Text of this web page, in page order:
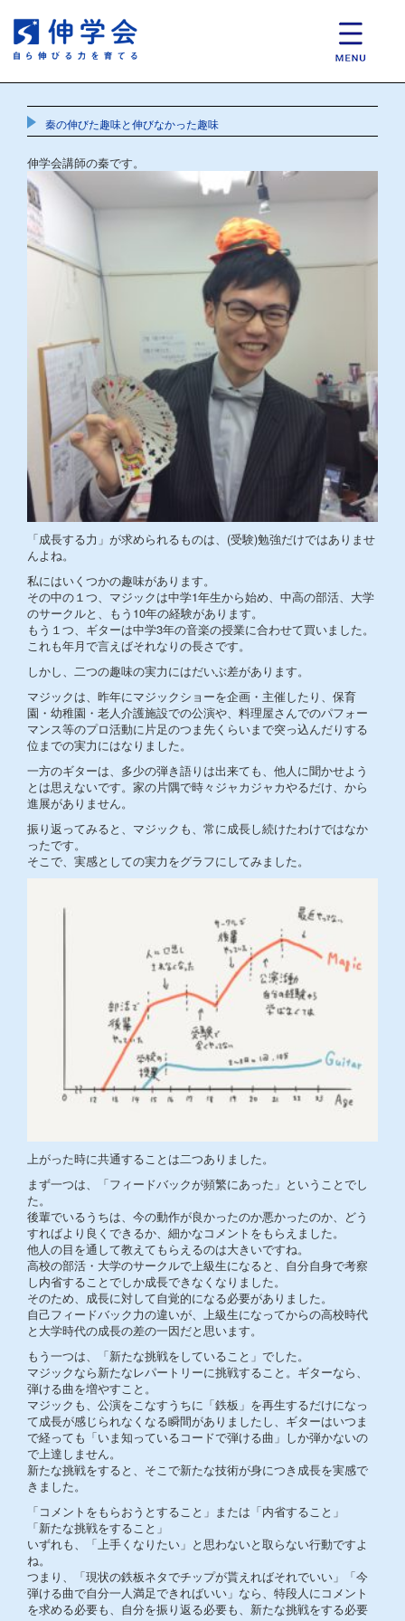
秦の伸びた趣味と伸びなかった趣味
伸学会講師の秦です。
「成長する力」が求められるものは、(受験)勉強だけではありませ
んよね。
私にはいくつかの趣味があります。
その中の１つ、マジックは中学1年生から始め、中高の部活、大学
のサークルと、もう10年の経験があります。
もう１つ、ギターは中学3年の音楽の授業に合わせて買いました。
これも年月で言えばそれなりの長さです。
しかし、二つの趣味の実力にはだいぶ差があります。
マジックは、昨年にマジックショーを企画・主催したり、保育
園・幼稚園・老人介護施設での公演や、料理屋さんでのパフォー
マンス等のプロ活動に片足のつま先くらいまで突っ込んだりする
位までの実力にはなりました。
一方のギターは、多少の弾き語りは出来ても、他人に聞かせよう
とは思えないです。家の片隅で時々ジャカジャカやるだけ、から
進展がありません。
振り返ってみると、マジックも、常に成長し続けたわけではなか
ったです。
そこで、実感としての実力をグラフにしてみました。
上がった時に共通することは二つありました。
まず一つは、「フィードバックが頻繁にあった」ということでし
た。
後輩でいるうちは、今の動作が良かったのか悪かったのか、どう
すればより良くできるか、細かなコメントをもらえました。
他人の目を通して教えてもらえるのは大きいですね。
高校の部活・大学のサークルで上級生になると、自分自身で考察
し内省することでしか成長できなくなりました。
そのため、成長に対して自覚的になる必要がありました。
自己フィードバック力の違いが、上級生になってからの高校時代
と大学時代の成長の差の一因だと思います。
もう一つは、「新たな挑戦をしていること」でした。
マジックなら新たなレパートリーに挑戦すること。ギターなら、
弾ける曲を増やすこと。
マジックも、公演をこなすうちに「鉄板」を再生するだけになっ
て成長が感じられなくなる瞬間がありましたし、ギターはいつま
で経っても「いま知っているコードで弾ける曲」しか弾かないの
で上達しません。
新たな挑戦をすると、そこで新たな技術が身につき成長を実感で
きました。
「コメントをもらおうとすること」または「内省すること」
「新たな挑戦をすること」
いずれも、「上手くなりたい」と思わないと取らない行動ですよ
ね。
つまり、「現状の鉄板ネタでチップが貰えればそれでいい」「今
弾ける曲で自分一人満足できればいい」なら、特段人にコメント
を求める必要も、自分を振り返る必要も、新たな挑戦をする必要